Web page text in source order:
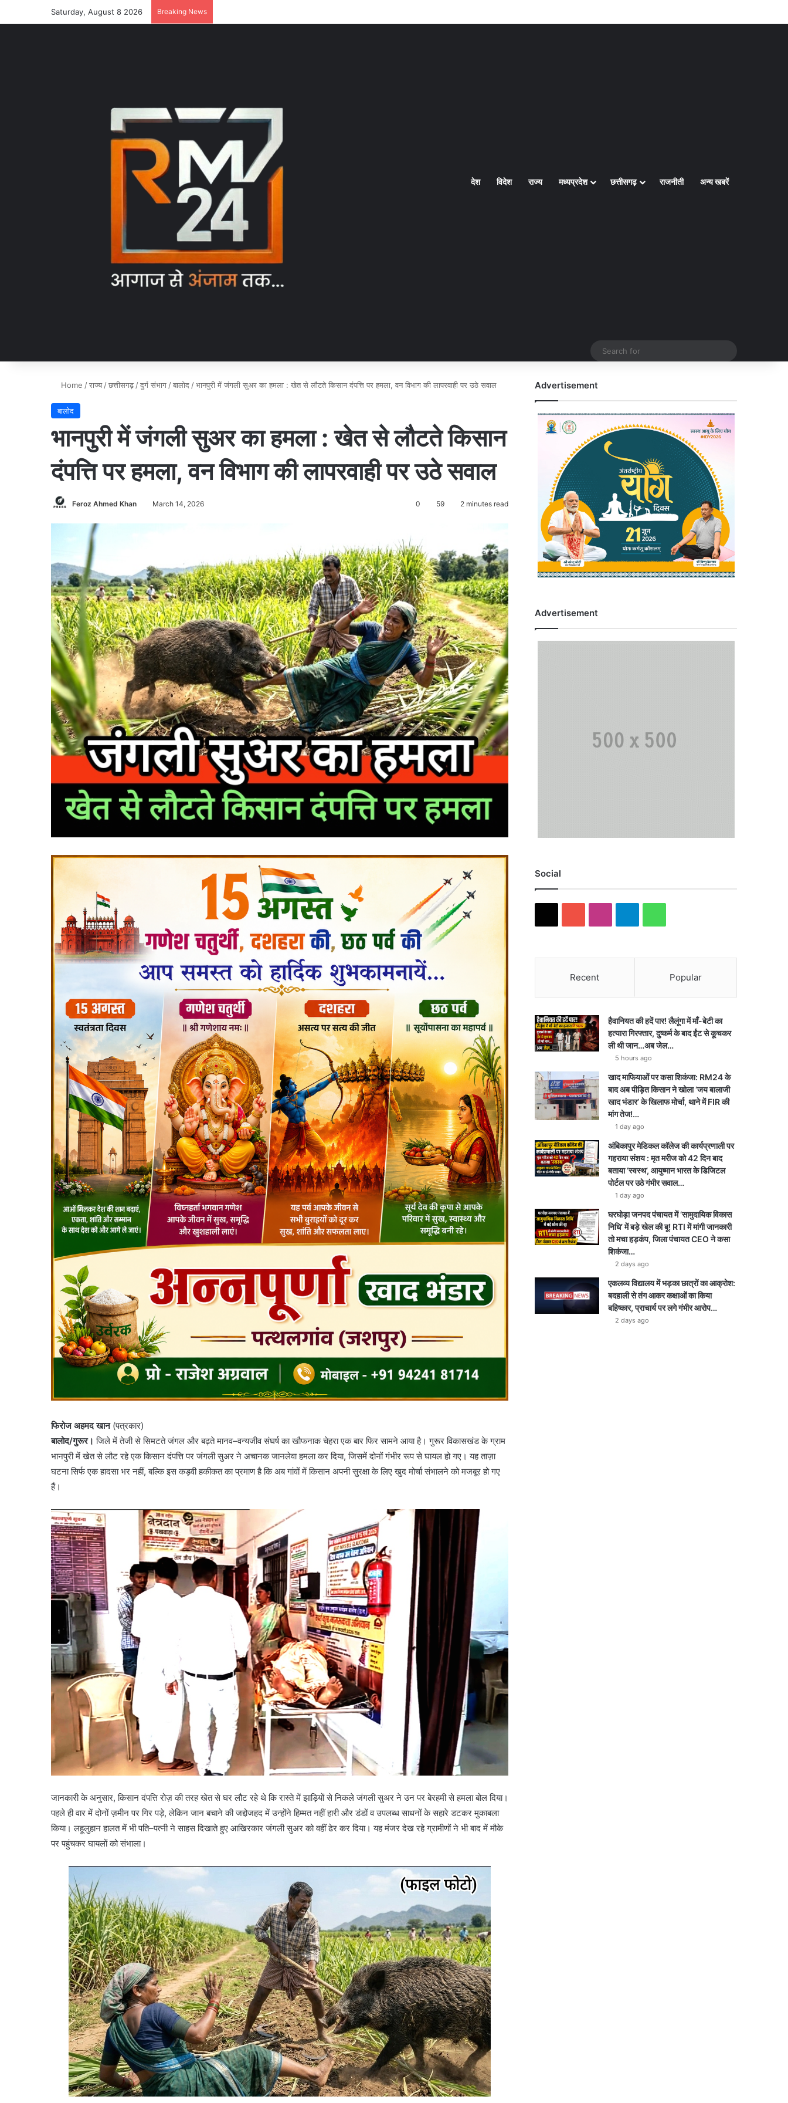
Saturday, August 8 2026 Breaking News
Homeदेश विदेश राज्य मध्यप्रदेश छत्तीसगढ़ राजनीती अन्य खबरें
Home /राज्य /छत्तीसगढ़ /दुर्ग संभाग /बालोद /भानपुरी में जंगली सुअर का हमला : खेत से लौटते किसान दंपत्ति पर हमला, वन विभाग की लापरवाही पर उठे सवाल
बालोद
भानपुरी में जंगली सुअर का हमला : खेत से लौटते किसान
दंपत्ति पर हमला, वन विभाग की लापरवाही पर उठे सवाल
Feroz Ahmed Khan March 14, 2026 0 59 2 minutes read
फिरोज अहमद खान(पत्रकार)
बालोद/गुरूर। जिले में तेजी से सिमटते जंगल और बढ़ते मानव–वन्यजीव संघर्ष का खौफनाक चेहरा एक बार फिर सामने आया है। गुरूर विकासखंड के ग्राम
भानपुरी में खेत से लौट रहे एक किसान दंपत्ति पर जंगली सुअर ने अचानक जानलेवा हमला कर दिया, जिसमें दोनों गंभीर रूप से घायल हो गए। यह ताज़ा
घटना सिर्फ एक हादसा भर नहीं, बल्कि इस कड़वी हकीकत का प्रमाण है कि अब गांवों में किसान अपनी सुरक्षा के लिए खुद मोर्चा संभालने को मजबूर हो गए
हैं।
जानकारी के अनुसार, किसान दंपत्ति रोज़ की तरह खेत से घर लौट रहे थे कि रास्ते में झाड़ियों से निकले जंगली सुअर ने उन पर बेरहमी से हमला बोल दिया।
पहले ही वार में दोनों ज़मीन पर गिर पड़े, लेकिन जान बचाने की जद्दोजहद में उन्होंने हिम्मत नहीं हारी और डंडों व उपलब्ध साधनों के सहारे डटकर मुकाबला
किया। लहूलुहान हालत में भी पति–पत्नी ने साहस दिखाते हुए आखिरकार जंगली सुअर को वहीं ढेर कर दिया। यह मंजर देख रहे ग्रामीणों ने भी बाद में मौके
पर पहुंचकर घायलों को संभाला।
Advertisement
Advertisement
Social
u
T
b
e
s
g
a
m
l
r
a
m
a
A
p
Recent Popular
हैवानियत की हदें पार! लैलूंगा में माँ-बेटी का
हत्यारा गिरफ्तार, दुष्कर्म के बाद ईंट से कूचकर
ली थी जान…अब जेल…
5 hours ago
खाद माफियाओं पर कसा शिकंजा: RM24 के
बाद अब पीड़ित किसान ने खोला ‘जय बालाजी
खाद भंडार’ के खिलाफ मोर्चा, थाने में FIR की
मांग तेज!…
1 day ago
अंबिकापुर मेडिकल कॉलेज की कार्यप्रणाली पर
गहराया संशय : मृत मरीज को 42 दिन बाद
बताया ‘स्वस्थ’, आयुष्मान भारत के डिजिटल
पोर्टल पर उठे गंभीर सवाल…
1 day ago
घरघोड़ा जनपद पंचायत में ‘सामुदायिक विकास
निधि’ में बड़े खेल की बू! RTI में मांगी जानकारी
तो मचा हड़कंप, जिला पंचायत CEO ने कसा
शिकंजा…
2 days ago
एकलव्य विद्यालय में भड़का छात्रों का आक्रोश:
बदहाली से तंग आकर कक्षाओं का किया
बहिष्कार, प्राचार्य पर लगे गंभीर आरोप…
2 days ago